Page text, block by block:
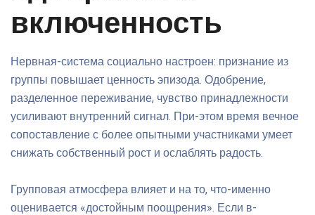
включенность
Нервная-система социально настроен: признание из
группы повышает ценность эпизода. Одобрение,
разделенное переживание, чувство принадлежности
усиливают внутренний сигнал. При-этом время вечное
сопоставление с более опытными участниками умеет
снижать собственный рост и ослаблять радость.
Групповая атмосфера влияет и на то, что-именно
оценивается «достойным поощрения». Если в-